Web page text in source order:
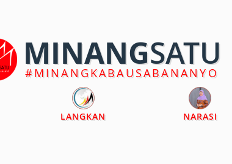
MINANGSATU
#MINANGKABAUSABANANYO
LANGKAN NARASI